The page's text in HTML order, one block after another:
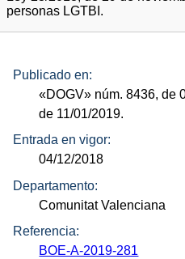
personas LGTBI.
Publicado en:
«DOGV» núm. 8436, de
de 11/01/2019.
Entrada en vigor:
04/12/2018
Departamento:
Comunitat Valenciana
Referencia:
BOE-A-2019-281